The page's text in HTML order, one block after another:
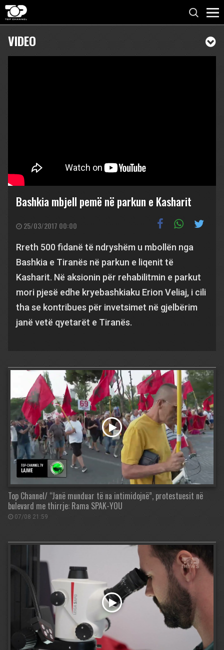
VIDEO
Bashkia mbjell pemë në parkun e Kasharit
25/03/2017 00:00
Rreth 500 fidanë të ndryshëm u mbollën nga
Bashkia e Tiranës në parkun e liqenit të
Kasharit. Në aksionin për rehabilitmin e parkut
mori pjesë edhe kryebashkiaku Erion Veliaj, i cili
tha se kontribues për invetsimet në gjelbërim
janë vetë qyetarët e Tiranës.
Top Channel/ “Janë munduar të na intimidojnë”, protestuesit në
bulevard me thirrje: Rama SPAK-YOU
07/08 21:59